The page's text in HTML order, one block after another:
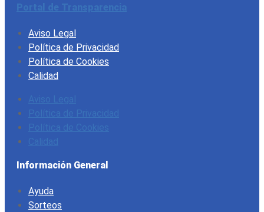
Portal de Transparencia
Aviso Legal
Política de Privacidad
Política de Cookies
Calidad
Aviso Legal
Política de Privacidad
Política de Cookies
Calidad
Información General
Ayuda
Sorteos